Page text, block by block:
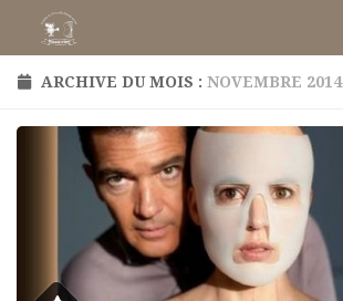
Skip to content
ARCHIVE DU MOIS : NOVEMBRE 2014